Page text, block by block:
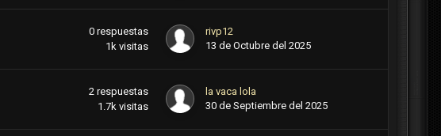
0 respuestas
1k visitas
rivp12
13 de Octubre del 2025
2 respuestas
1.7k visitas
la vaca lola
30 de Septiembre del 2025